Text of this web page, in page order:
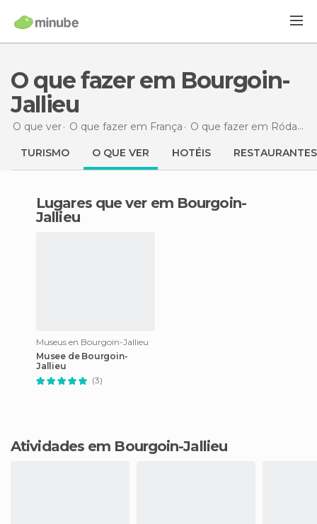
O que fazer em Bourgoin-
Jallieu
O que ver O que fazer em França O que fazer em Ródano-Alpes
TURISMO O QUE VER HOTÉIS RESTAURANTES
Lugares que ver em Bourgoin-
Jallieu
Museus en Bourgoin-Jallieu
Musee de Bourgoin-
Jallieu
(3)
Atividades em Bourgoin-Jallieu